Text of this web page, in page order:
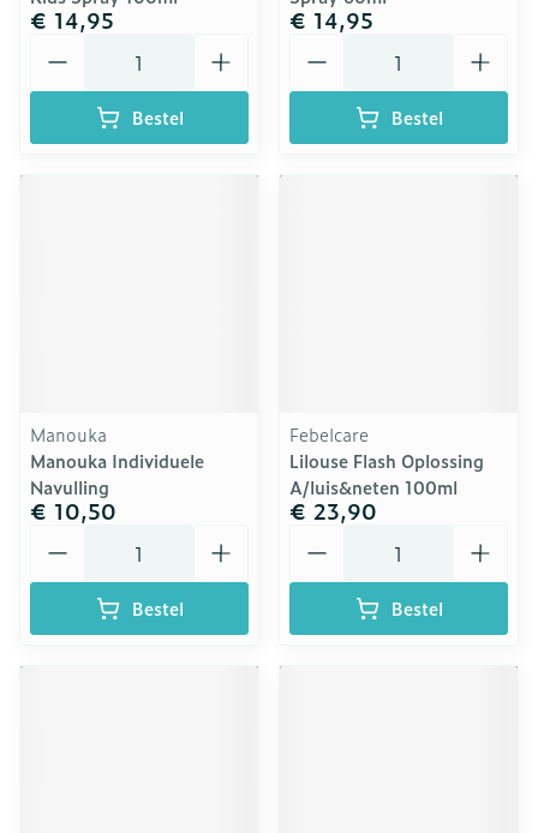
€ 14,95
Bestel
€ 14,95
Bestel
Manouka
Manouka Individuele
Navulling
€ 10,50
Bestel
Febelcare
Lilouse Flash Oplossing
A/luis&neten 100ml
€ 23,90
Bestel